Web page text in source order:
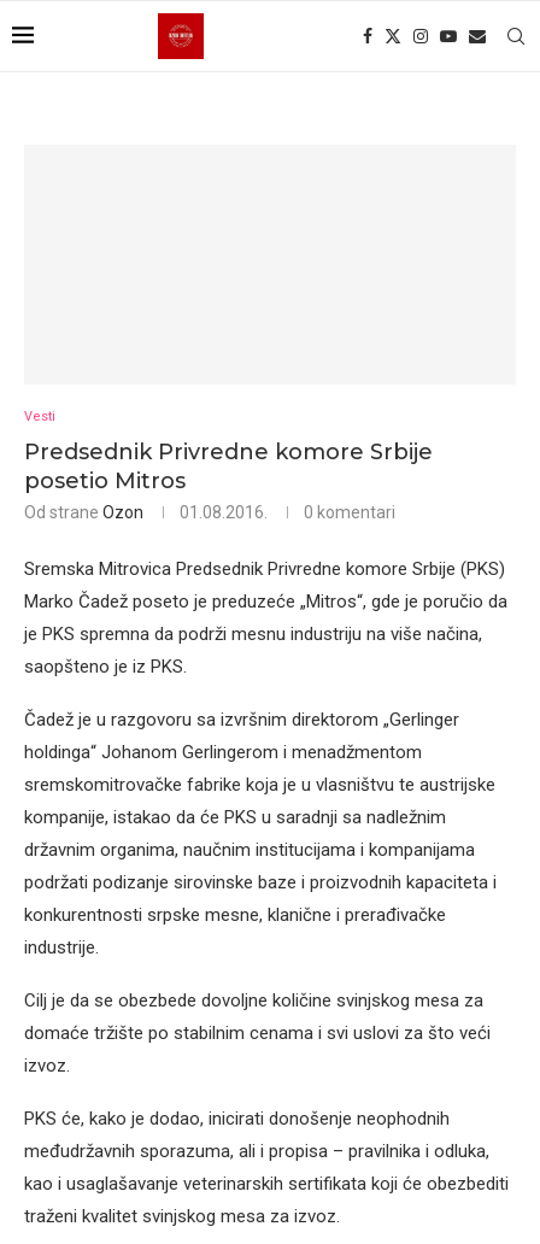
Vesti
Predsednik Privredne komore Srbije
posetio Mitros
Od strane Ozon 01.08.2016. 0 komentari
Sremska Mitrovica Predsednik Privredne komore Srbije (PKS)
Marko Čadež poseto je preduzeće „Mitros“, gde je poručio da
je PKS spremna da podrži mesnu industriju na više načina,
saopšteno je iz PKS.
Čadež je u razgovoru sa izvršnim direktorom „Gerlinger
holdinga“ Johanom Gerlingerom i menadžmentom
sremskomitrovačke fabrike koja je u vlasništvu te austrijske
kompanije, istakao da će PKS u saradnji sa nadležnim
državnim organima, naučnim institucijama i kompanijama
podržati podizanje sirovinske baze i proizvodnih kapaciteta i
konkurentnosti srpske mesne, klanične i prerađivačke
industrije.
Cilj je da se obezbede dovoljne količine svinjskog mesa za
domaće tržište po stabilnim cenama i svi uslovi za što veći
izvoz.
PKS će, kako je dodao, inicirati donošenje neophodnih
međudržavnih sporazuma, ali i propisa – pravilnika i odluka,
kao i usaglašavanje veterinarskih sertifikata koji će obezbediti
traženi kvalitet svinjskog mesa za izvoz.